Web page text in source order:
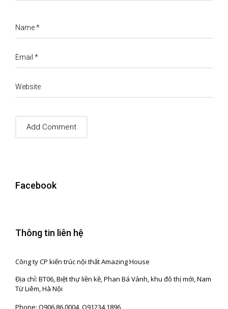
Name*
Email *
Website
Facebook
Thông tin liên hệ
Công ty CP kiến trúc nội thất Amazing House
Địa chỉ: BT06, Biệt thự liền kề, Phan Bá Vành, khu đô thị mới, Nam
Từ Liêm, Hà Nội
Phone: O906.86.0004_O91234.1896